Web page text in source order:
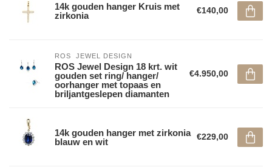
14k gouden hanger Kruis met
zirkonia
€140,00
ROS  JEWEL DESIGN
ROS Jewel Design 18 krt. wit
gouden set ring/ hanger/
oorhanger met topaas en
briljantgeslepen diamanten
€4.950,00
14k gouden hanger met zirkonia
blauw en wit
€229,00